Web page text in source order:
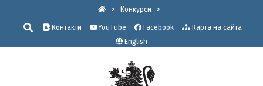
content
> Конкурси
>
Търсене
Контакти YouTube Facebook
Карта на сайта
English